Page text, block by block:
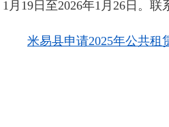
1月19日至2026年1月26日。联
米易县申请2025年公共